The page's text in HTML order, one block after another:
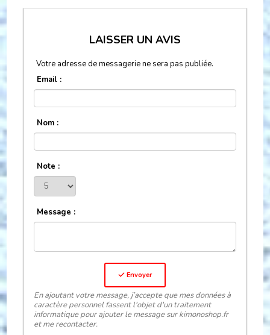
LAISSER UN AVIS
Votre adresse de messagerie ne sera pas publiée.
Email :
Nom :
Note :
Message :
Envoyer
En ajoutant votre message, j’accepte que mes données à
caractère personnel fassent l'objet d'un traitement
informatique pour ajouter le message sur kimonoshop.fr
et me recontacter.